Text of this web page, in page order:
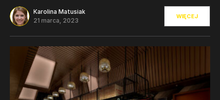
Karolina Matusiak
21 marca, 2023
WIĘCEJ